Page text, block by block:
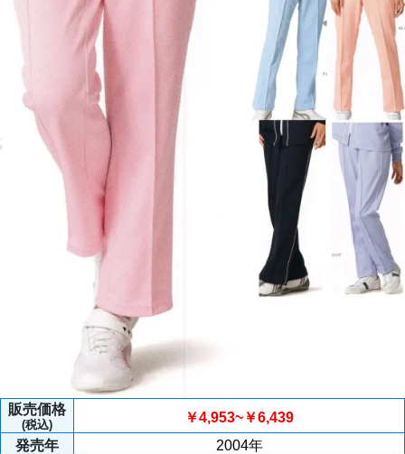
販売価格
(税込)
￥4,953~￥6,439
発売年
2004年